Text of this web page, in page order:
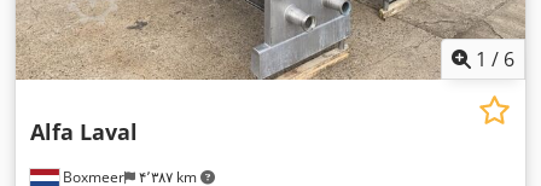
1 / 6
Boxmeer ۴٬۳۸۷ km
Alfa Laval